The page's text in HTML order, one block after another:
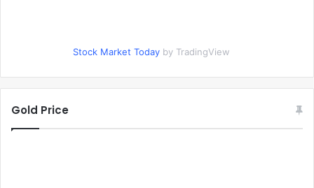
Stock Market Today by TradingView
Gold Price